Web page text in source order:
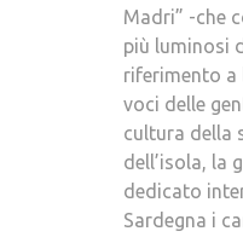
Madri” -che
più luminosi
riferimento a
voci delle
cultura della
dell’isola, la
dedicato
Sardegna i